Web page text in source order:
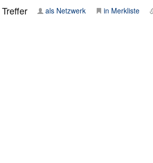
Treffer als Netzwerk in Merkliste